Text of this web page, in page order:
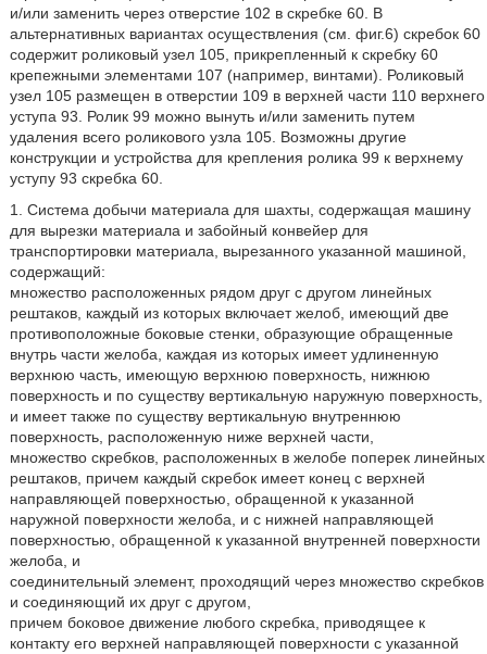
и/или заменить через отверстие 102 в скребке 60. В
альтернативных вариантах осуществления (см. фиг.6) скребок 60
содержит роликовый узел 105, прикрепленный к скребку 60
крепежными элементами 107 (например, винтами). Роликовый
узел 105 размещен в отверстии 109 в верхней части 110 верхнего
уступа 93. Ролик 99 можно вынуть и/или заменить путем
удаления всего роликового узла 105. Возможны другие
конструкции и устройства для крепления ролика 99 к верхнему
уступу 93 скребка 60.
1. Система добычи материала для шахты, содержащая машину
для вырезки материала и забойный конвейер для
транспортировки материала, вырезанного указанной машиной,
содержащий:
множество расположенных рядом друг с другом линейных
рештаков, каждый из которых включает желоб, имеющий две
противоположные боковые стенки, образующие обращенные
внутрь части желоба, каждая из которых имеет удлиненную
верхнюю часть, имеющую верхнюю поверхность, нижнюю
поверхность и по существу вертикальную наружную поверхность,
и имеет также по существу вертикальную внутреннюю
поверхность, расположенную ниже верхней части,
множество скребков, расположенных в желобе поперек линейных
рештаков, причем каждый скребок имеет конец с верхней
направляющей поверхностью, обращенной к указанной
наружной поверхности желоба, и с нижней направляющей
поверхностью, обращенной к указанной внутренней поверхности
желоба, и
соединительный элемент, проходящий через множество скребков
и соединяющий их друг с другом,
причем боковое движение любого скребка, приводящее к
контакту его верхней направляющей поверхности с указанной